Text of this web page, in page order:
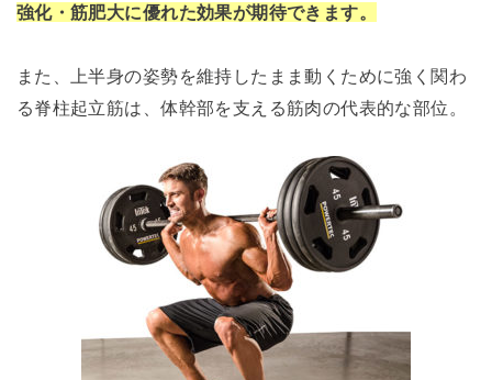
強化・筋肥大に優れた効果が期待できます。
また、上半身の姿勢を維持したまま動くために強く関わ
る脊柱起立筋は、体幹部を支える筋肉の代表的な部位。